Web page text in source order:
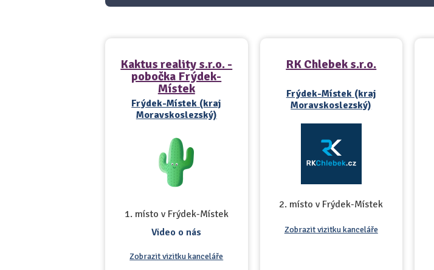
Kaktus reality s.r.o. -
pobočka Frýdek-
Místek
Frýdek-Místek (kraj
Moravskoslezský)
1. místo v Frýdek-Místek
Video o nás
Zobrazit vizitku kanceláře
RK Chlebek s.r.o.
Frýdek-Místek (kraj
Moravskoslezský)
2. místo v Frýdek-Místek
Zobrazit vizitku kanceláře